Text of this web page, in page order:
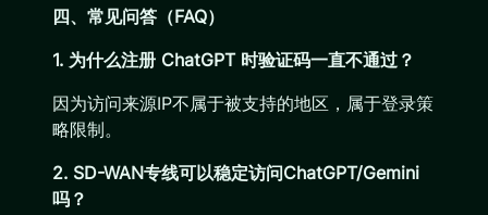
四、常见问答（FAQ）
1. 为什么注册 ChatGPT 时验证码一直不通过？
因为访问来源IP不属于被支持的地区，属于登录策
略限制。
2. SD-WAN专线可以稳定访问ChatGPT/Gemini
吗？